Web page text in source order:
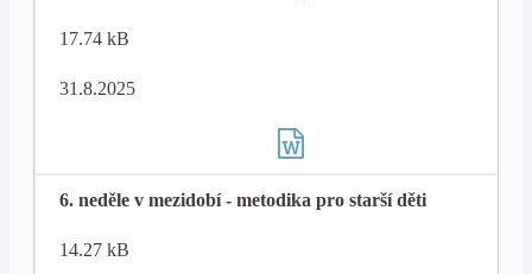
17.74 kB
31.8.2025
6. neděle v mezidobí - metodika pro starší děti
14.27 kB